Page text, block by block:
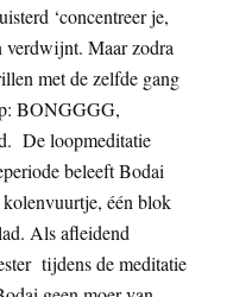
‘concen­treer je,
verdwijnt. Maar zodra
met de zelfde gang
BONGGGG,
De loopmeditatie
beleeft Bodai
één blok
Als afleidend
tijdens de meditatie